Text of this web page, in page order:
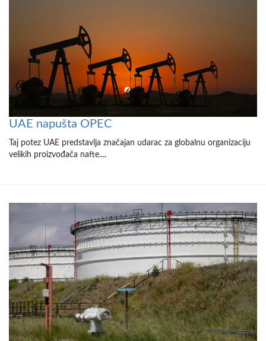
UAE napušta OPEC
Taj potez UAE predstavlja značajan udarac za globalnu organizaciju
velikih proizvođača nafte....